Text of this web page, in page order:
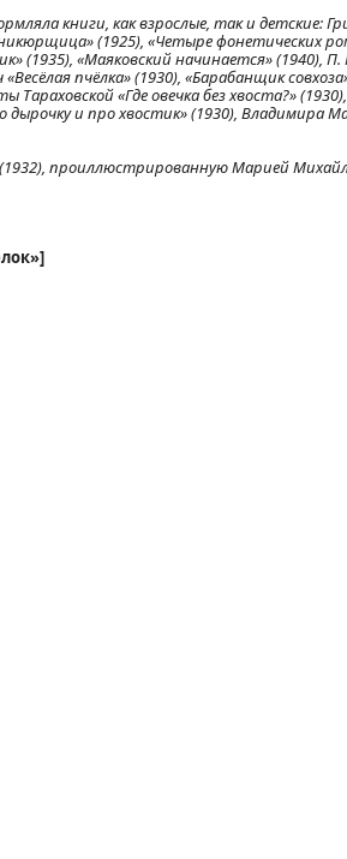
книги, как взрослые, так и детские:
(1925), «Четыре фонетических
(1935), «Маяковский начинается» (1940), П.
пчёлка» (1930), «Барабанщик
«Где овечка без хвоста?»
дырочку и про хвостик» (1930), Владимира
проиллюстрированную Марией